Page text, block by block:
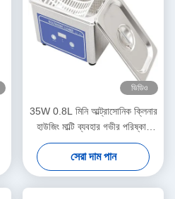
ভিডিও
35W 0.8L মিনি আল্ট্রাসোনিক ক্লিনার
হাউজিং মাল্টি ব্যবহার গভীর পরিষ্কার
গয়না চশমা ঘড়ি শেভারের দাঁত
সেরা দাম পান